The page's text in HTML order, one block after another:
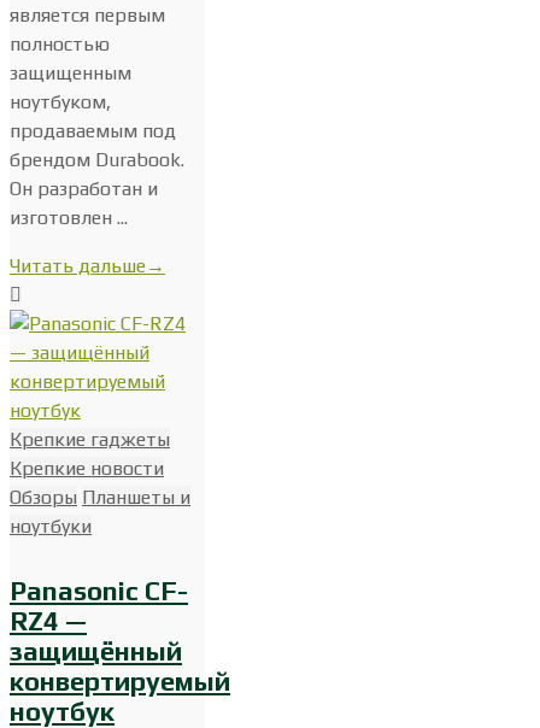
является первым
полностью
защищенным
ноутбуком,
продаваемым под
брендом Durabook.
Он разработан и
изготовлен ...
Читать дальше→
Крепкие гаджеты
Крепкие новости
Обзоры Планшеты и
ноутбуки
Panasonic CF-
RZ4 —
защищённый
конвертируемый
ноутбук